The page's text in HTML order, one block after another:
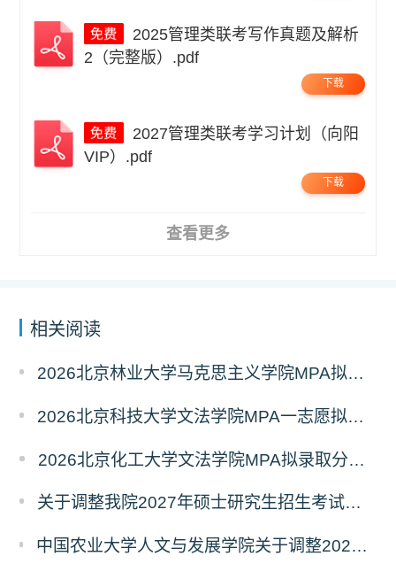
2（完整版）.pdf
下载
VIP）.pdf
下载
查看更多
相关阅读
2026北京林业大学马克思主义学院MPA拟录取分析解读
2026北京科技大学文法学院MPA一志愿拟录取分析解读
2026北京化工大学文法学院MPA拟录取分析解读
关于调整我院2027年硕士研究生招生考试科目及参考书的通知
中国农业大学人文与发展学院关于调整2027年硕士研究生招生考试初试科目的通知